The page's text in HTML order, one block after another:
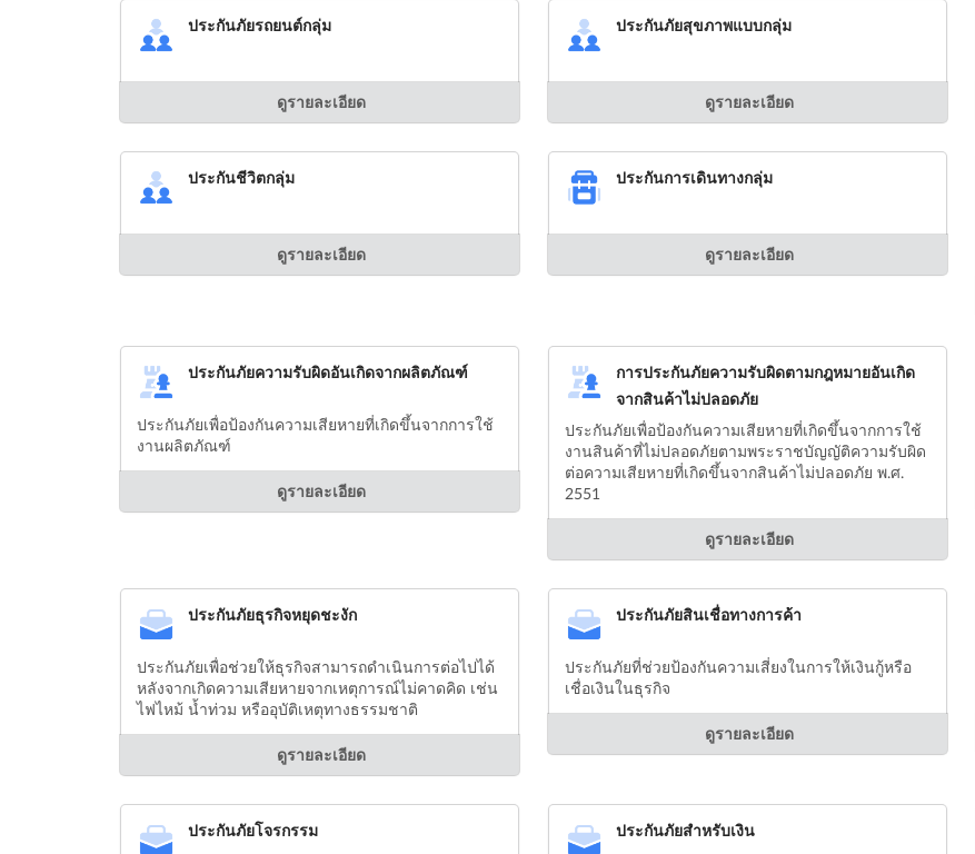
ประกันภัยรถยนต์กลุ่ม
ดูรายละเอียด
ประกันภัยสุขภาพแบบกลุ่ม
ดูรายละเอียด
ประกันชีวิตกลุ่ม
ดูรายละเอียด
ประกันการเดินทางกลุ่ม
ดูรายละเอียด
ประกันภัยความรับผิดอันเกิดจากผลิตภัณฑ์
ประกันภัยเพื่อป้องกันความเสียหายที่เกิดขึ้นจากการใช้
งานผลิตภัณฑ์
ดูรายละเอียด
การประกันภัยความรับผิดตามกฎหมายอันเกิด
จากสินค้าไม่ปลอดภัย
ประกันภัยเพื่อป้องกันความเสียหายที่เกิดขึ้นจากการใช้
งานสินค้าที่ไม่ปลอดภัยตามพระราชบัญญัติความรับผิด
ต่อความเสียหายที่เกิดขึ้นจากสินค้าไม่ปลอดภัย พ.ศ.
2551
ดูรายละเอียด
ประกันภัยธุรกิจหยุดชะงัก
ประกันภัยเพื่อช่วยให้ธุรกิจสามารถดำเนินการต่อไปได้
หลังจากเกิดความเสียหายจากเหตุการณ์ไม่คาดคิด เช่น
ไฟไหม้ น้ำท่วม หรืออุบัติเหตุทางธรรมชาติ
ดูรายละเอียด
ประกันภัยสินเชื่อทางการค้า
ประกันภัยที่ช่วยป้องกันความเสี่ยงในการให้เงินกู้หรือ
เชื่อเงินในธุรกิจ
ดูรายละเอียด
ประกันภัยโจรกรรม ประกันภัยสำหรับเงิน